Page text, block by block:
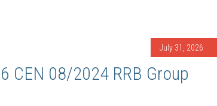
July 31, 2026
CEN 08/2024 RRB Group